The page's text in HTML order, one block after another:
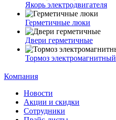
Якорь электродвигателя
Герметичные люки
Двери герметичные
Тормоз электромагнитный
Компания
Новости
Акции и скидки
Сотрудники